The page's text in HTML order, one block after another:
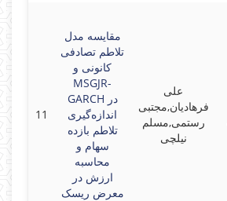
11
مقایسه مدل‌
تلاطم تصادفی
کانونی و
MSGJR-
GARCH در
اندازه‌گیری
تلاطم بازده
سهام و
محاسبه
ارزش در
معرض ریسک
علی
فرهادیان,مجتبی
رستمی,مسلم
نیلچی